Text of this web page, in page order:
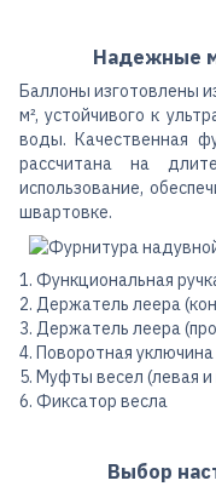
Надежные
Баллоны изготовлены
м², устойчивого к
воды. Качественная
рассчитана на
использование,
швартовке.
1. Функциональная
2. Держатель леера
3. Держатель леера
4. Поворотная уключина
5. Муфты весел (левая и
6. Фиксатор весла
Выбор